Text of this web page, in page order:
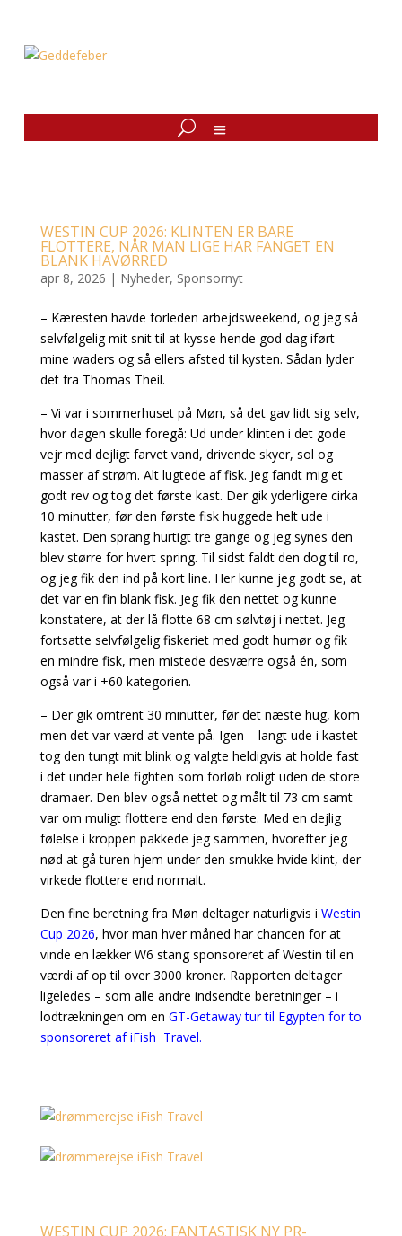
WESTIN CUP 2026: KLINTEN ER BARE
FLOTTERE, NÅR MAN LIGE HAR FANGET EN
BLANK HAVØRRED
apr 8, 2026 | Nyheder, Sponsornyt
– Kæresten havde forleden arbejdsweekend, og jeg så
selvfølgelig mit snit til at kysse hende god dag iført
mine waders og så ellers afsted til kysten. Sådan lyder
det fra Thomas Theil.
– Vi var i sommerhuset på Møn, så det gav lidt sig selv,
hvor dagen skulle foregå: Ud under klinten i det gode
vejr med dejligt farvet vand, drivende skyer, sol og
masser af strøm. Alt lugtede af fisk. Jeg fandt mig et
godt rev og tog det første kast. Der gik yderligere cirka
10 minutter, før den første fisk huggede helt ude i
kastet. Den sprang hurtigt tre gange og jeg synes den
blev større for hvert spring. Til sidst faldt den dog til ro,
og jeg fik den ind på kort line. Her kunne jeg godt se, at
det var en fin blank fisk. Jeg fik den nettet og kunne
konstatere, at der lå flotte 68 cm sølvtøj i nettet. Jeg
fortsatte selvfølgelig fiskeriet med godt humør og fik
en mindre fisk, men mistede desværre også én, som
også var i +60 kategorien.
– Der gik omtrent 30 minutter, før det næste hug, kom
men det var værd at vente på. Igen – langt ude i kastet
tog den tungt mit blink og valgte heldigvis at holde fast
i det under hele fighten som forløb roligt uden de store
dramaer. Den blev også nettet og målt til 73 cm samt
var om muligt flottere end den første. Med en dejlig
følelse i kroppen pakkede jeg sammen, hvorefter jeg
nød at gå turen hjem under den smukke hvide klint, der
virkede flottere end normalt.
Den fine beretning fra Møn deltager naturligvis i Westin
Cup 2026, hvor man hver måned har chancen for at
vinde en lækker W6 stang sponsoreret af Westin til en
værdi af op til over 3000 kroner. Rapporten deltager
ligeledes – som alle andre indsendte beretninger – i
lodtrækningen om en GT-Getaway tur til Egypten for to
sponsoreret af iFish Travel.
WESTIN CUP 2026: FANTASTISK NY PR-